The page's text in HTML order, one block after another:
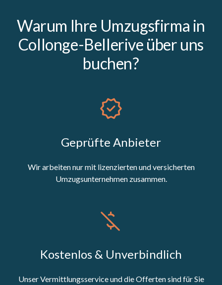
Warum Ihre Umzugsfirma in
Collonge-Bellerive über uns
buchen?
Geprüfte Anbieter
Wir arbeiten nur mit lizenzierten und versicherten
Umzugsunternehmen zusammen.
Kostenlos & Unverbindlich
Unser Vermittlungsservice und die Offerten sind für Sie